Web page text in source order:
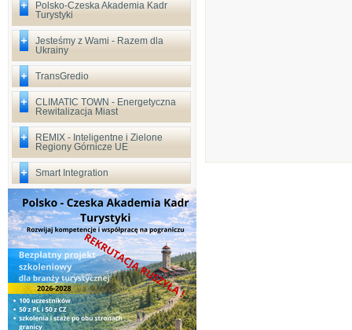
Polsko-Czeska Akademia Kadr
Turystyki
Jesteśmy z Wami - Razem dla
Ukrainy
TransGredio
CLIMATIC TOWN - Energetyczna
Rewitalizacja Miast
REMIX - Inteligentne i Zielone
Regiony Górnicze UE
Smart Integration